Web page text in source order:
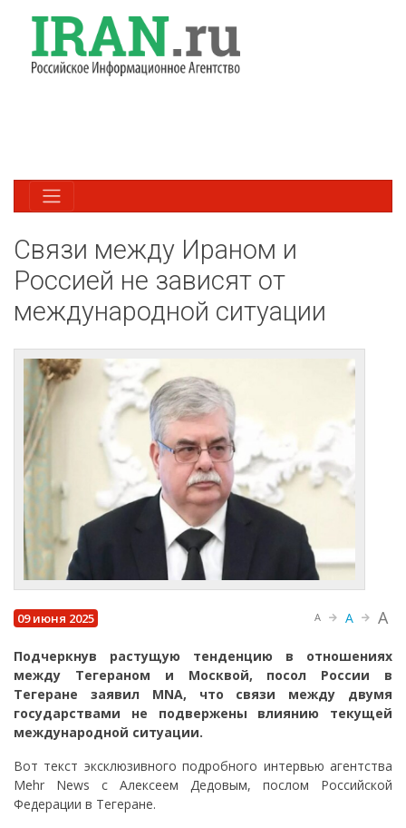
Связи между Ираном и
Россией не зависят от
международной ситуации
09 июня 2025 A A A
Подчеркнув растущую тенденцию в отношениях
между Тегераном и Москвой, посол России в
Тегеране заявил MNA, что связи между двумя
государствами не подвержены влиянию текущей
международной ситуации.
Вот текст эксклюзивного подробного интервью агентства
Mehr News с Алексеем Дедовым, послом Российской
Федерации в Тегеране.